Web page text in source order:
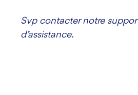
Svp contacter notre
d’assistance.